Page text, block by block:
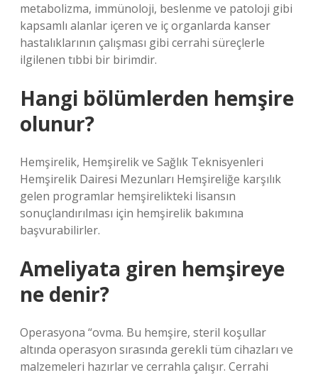
metabolizma, immünoloji, beslenme ve patoloji gibi
kapsamlı alanlar içeren ve iç organlarda kanser
hastalıklarının çalışması gibi cerrahi süreçlerle
ilgilenen tıbbi bir birimdir.
Hangi bölümlerden hemşire
olunur?
Hemşirelik, Hemşirelik ve Sağlık Teknisyenleri
Hemşirelik Dairesi Mezunları Hemşireliğe karşılık
gelen programlar hemşirelikteki lisansın
sonuçlandırılması için hemşirelik bakımına
başvurabilirler.
Ameliyata giren hemşireye
ne denir?
Operasyona “ovma. Bu hemşire, steril koşullar
altında operasyon sırasında gerekli tüm cihazları ve
malzemeleri hazırlar ve cerrahla çalışır. Cerrahi